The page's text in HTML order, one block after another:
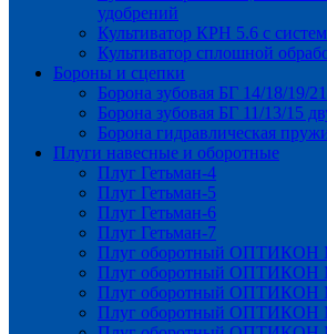
удобрений
Культиватор КРН 5.6 с
Культиватор сплошной
Бороны и сцепки
Борона зубовая БГ 14/18/19/
Борона зубовая БГ 11/13/15
Борона гидравлическая
Плуги навесные и оборотные
Плуг Гетьман-4
Плуг Гетьман-5
Плуг Гетьман-6
Плуг Гетьман-7
Плуг оборотный ОПТИКОН
Плуг оборотный ОПТИКОН
Плуг оборотный ОПТИКОН
Плуг оборотный ОПТИКОН